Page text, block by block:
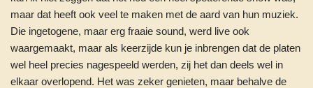
maar dat heeft ook veel te maken met de aard van hun muziek.
Die ingetogene, maar erg fraaie sound, werd live ook
waargemaakt, maar als keerzijde kun je inbrengen dat de platen
wel heel precies nagespeeld werden, zij het dan deels wel in
elkaar overlopend. Het was zeker genieten, maar behalve de